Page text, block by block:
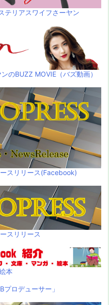
テリアスワイフさーヤン
のBUZZ MOVIE（バズ動画）
スリリース(Facebook)
スリリース
本
ロデューサー」